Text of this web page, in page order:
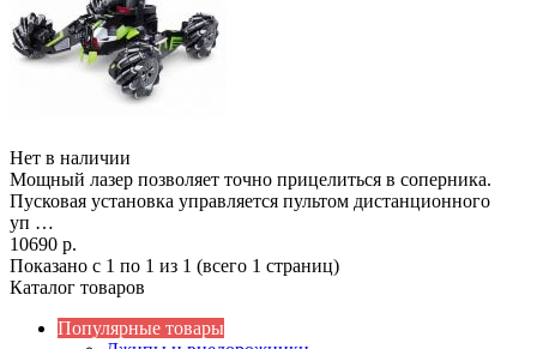
Нет в наличии
Мощный лазер позволяет точно прицелиться в соперника.
Пусковая установка управляется пультом дистанционного
уп …
10690 р.
Показано с 1 по 1 из 1 (всего 1 страниц)
Каталог товаров
Популярные товары